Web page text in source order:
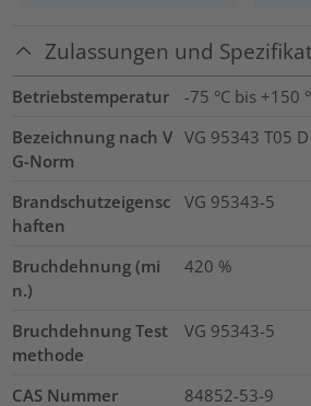
Zulassungen und
Betriebstemperatur
-75 °C bis +150
Bezeichnung nach V
G-Norm
VG 95343 T05
Brandschutzeigensc
haften
VG 95343-5
Bruchdehnung (mi
n.)
420 %
Bruchdehnung Test
methode
VG 95343-5
CAS Nummer
84852-53-9